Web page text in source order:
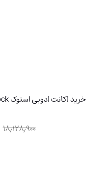
خرید اکانت ادوبی استوک Adobe Stock (با 91% تخفیف ویژه)
۱۸٫۱۲۸٫۹۰۰